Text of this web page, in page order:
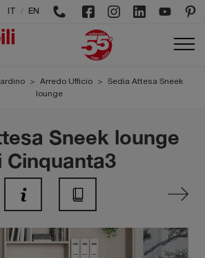
/ EN
> Arredo Ufficio > Sedia Attesa Sneek
lounge
Sneek lounge
Cinquanta3